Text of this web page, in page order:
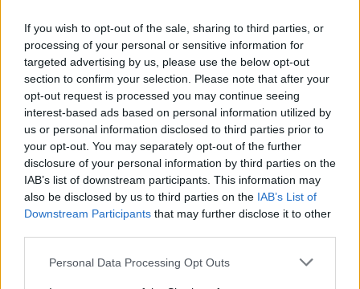
If you wish to opt-out of the sale, sharing to third parties, or
processing of your personal or sensitive information for
targeted advertising by us, please use the below opt-out
section to confirm your selection. Please note that after your
opt-out request is processed you may continue seeing
interest-based ads based on personal information utilized by
us or personal information disclosed to third parties prior to
your opt-out. You may separately opt-out of the further
disclosure of your personal information by third parties on the
IAB’s list of downstream participants. This information may
also be disclosed by us to third parties on the IAB’s List of
Downstream Participants that may further disclose it to other
Please note that this website/app uses one or more Google
Personal Data Processing Opt Outs